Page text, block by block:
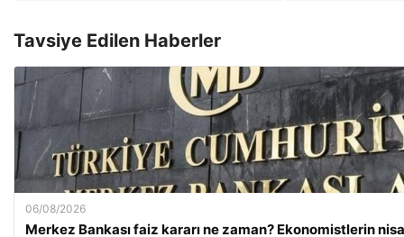
Tavsiye Edilen Haberler
06/08/2026
Merkez Bankası faiz kararı ne zaman? Ekonomistlerin